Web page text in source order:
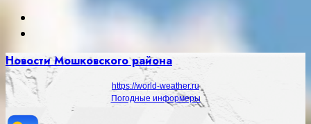
Новости Мошковского района
https://world-weather.ru
Погодные информеры